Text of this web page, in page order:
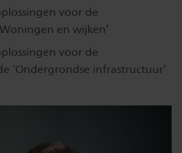
voor de
en wijken’
voor de
‘Ondergrondse infrastructuur’